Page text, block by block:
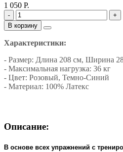
1 050 Р.
-
+
В корзину
Характеристики:
- Размер: Длина 208 см, Ширина
- Максимальная нагрузка: 36 кг
- Цвет: Розовый, Темно-Синий
- Материал: 100% Латекс
Описание:
В основе всех упражнений с